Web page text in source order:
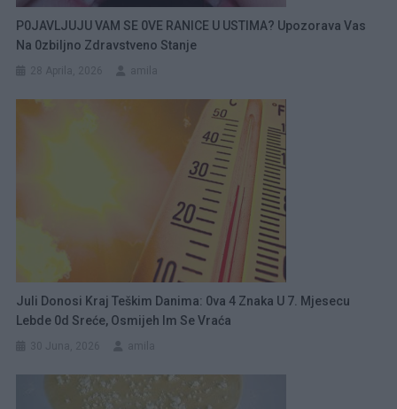
P0JAVLJUJU VAM SE 0VE RANICE U USTIMA? Upozorava Vas
Na 0zbiljno Zdravstveno Stanje
Juli Donosi Kraj Teškim Danima: 0va 4 Znaka U 7. Mjesecu
Lebde 0d Sreće, Osmijeh Im Se Vraća